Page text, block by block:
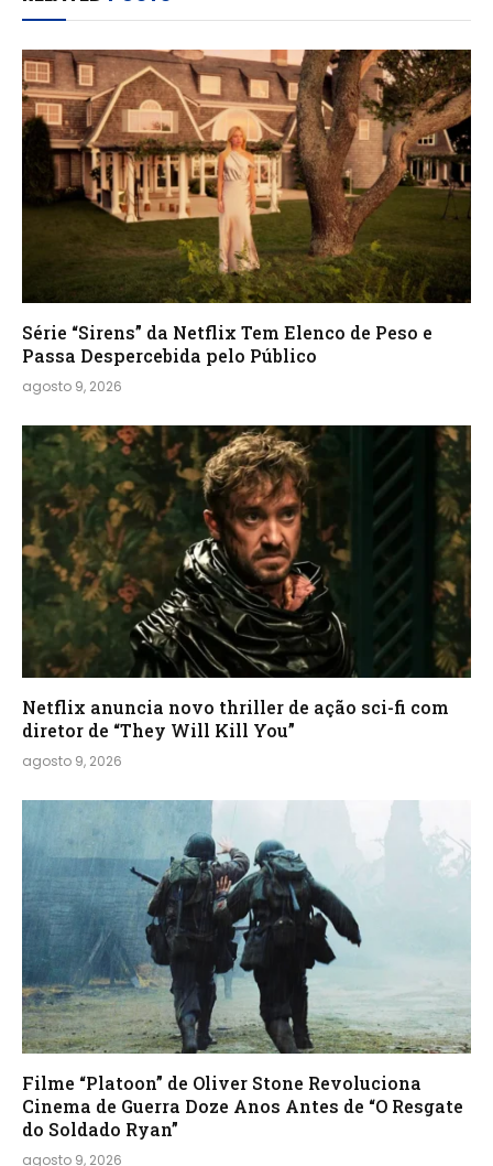
Série “Sirens” da Netflix Tem Elenco de Peso e
Passa Despercebida pelo Público
agosto 9, 2026
Netflix anuncia novo thriller de ação sci-fi com
diretor de “They Will Kill You”
agosto 9, 2026
Filme “Platoon” de Oliver Stone Revoluciona
Cinema de Guerra Doze Anos Antes de “O Resgate
do Soldado Ryan”
agosto 9, 2026